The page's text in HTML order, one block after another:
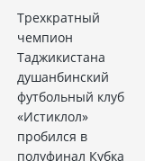
Трехкратный
чемпион
Таджикистана
душанбинский
футбольный клуб
«Истиклол»
пробился в
полуфинал Кубка